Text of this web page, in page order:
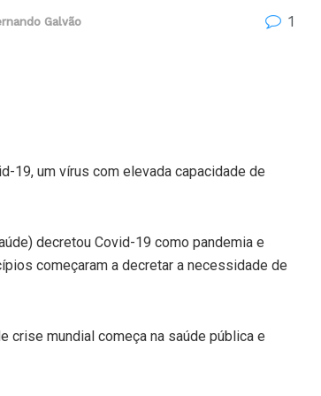
Galvão 1
19, um vírus com elevada capacidade de
decretou Covid-19 como pandemia e
começaram a decretar a necessidade de
crise mundial começa na saúde pública e